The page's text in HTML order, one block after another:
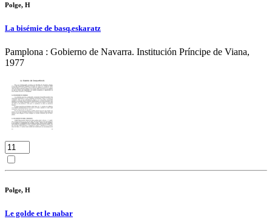
Polge, H
La bisémie de basq.eskaratz
Pamplona : Gobierno de Navarra. Institución Príncipe de Viana,
1977
Polge, H
Le golde et le nabar